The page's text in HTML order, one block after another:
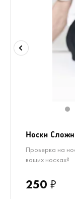
Носки
Проверка на
ваших носках?
250 ₽